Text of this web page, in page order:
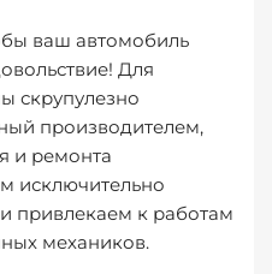
ваш автомобиль
Для
скрупулезно
производителем,
и ремонта
исключительно
привлекаем к работам
механиков.